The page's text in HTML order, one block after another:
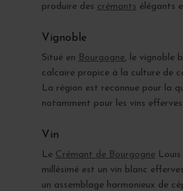
produire des crémants élégants
Vignoble
Situé en Bourgogne, le vignoble
calcaire propice à la culture de
La région est reconnue pour la
notamment pour les vins
Vin
Le Crémant de Bourgogne
millésimé est un vin blanc
un assemblage harmonieux de